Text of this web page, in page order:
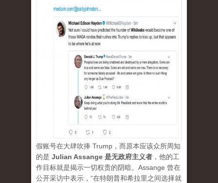
假账号在大肆吹捧 Trump，而原本应该众所周知
的是 Julian Assange 是无政府主义者 ，他的工
作目标就是揭示一切权贵的阴暗。Assange 曾在
公开采访中表示，“在特朗普和希拉里之间选择就